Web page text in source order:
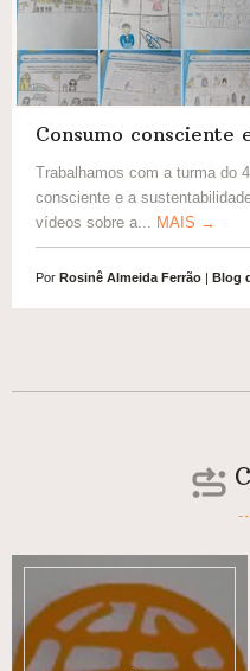
Consumo consciente
Trabalhamos com a turma do
consciente e a
vídeos sobre a... MAIS →
Por Rosinê Almeida Ferrão Blog